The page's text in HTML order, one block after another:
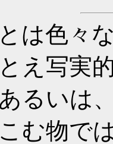
は色々
え写実
るいは
む物で